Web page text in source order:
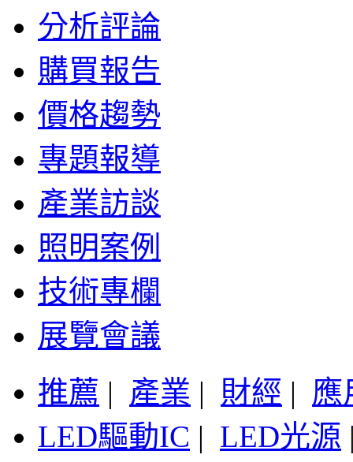
分析評論
購買報告
價格趨勢
專題報導
產業訪談
照明案例
技術專欄
展覽會議
推薦 | 產業 | 財經 | 應
LED驅動IC | LED光源